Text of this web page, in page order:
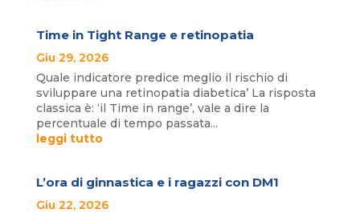
Time in Tight Range e retinopatia
Giu 29, 2026
Quale indicatore predice meglio il rischio di
sviluppare una retinopatia diabetica’ La risposta
classica è: ‘il Time in range’, vale a dire la
percentuale di tempo passata...
leggi tutto
L’ora di ginnastica e i ragazzi con DM1
Giu 22, 2026